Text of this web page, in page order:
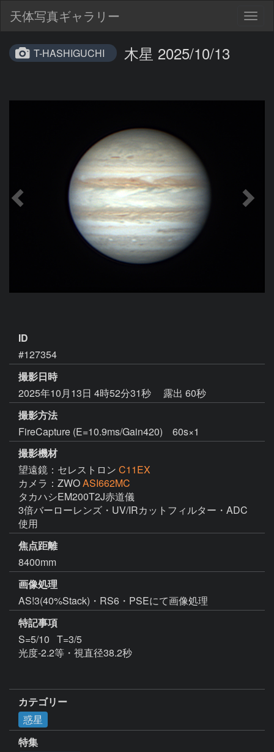
天体写真ギャラリー
T-HASHIGUCHI 木星 2025/10/13
ID
#127354
撮影日時
2025年10月13日 4時52分31秒
露出 60秒
撮影方法
FireCapture (E=10.9ms/Gain420) 60s×1
撮影機材
望遠鏡：セレストロン C11EX
カメラ：ZWOASI662MC
タカハシEM200T2J赤道儀
3倍バーローレンズ・UV/IRカットフィルター・ADC
使用
焦点距離
8400mm
画像処理
特記事項
S=5/10   T=3/5
光度-2.2等・視直径38.2秒
カテゴリー
惑星
特集